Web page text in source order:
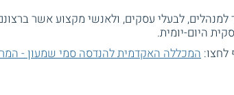
למנהלים, לבעלי עסקים, ולאנשי מקצוע אשר
היום-יומית.
לחצו:המכללה האקדמית להנדסה סמי שמעון -